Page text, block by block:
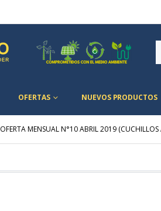
OFERTAS NUEVOS PRODUCTOS
OFERTA MENSUAL N°10 ABRIL 2019 (CUCHILLOS